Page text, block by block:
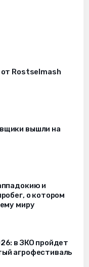
Rostselmash
вышли на
и
о котором
миру
в ЗКО пройдет
агрофестиваль